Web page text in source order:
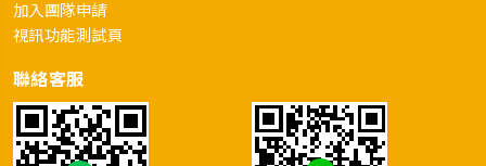
加入團隊申請
視訊功能測試頁
聯絡客服